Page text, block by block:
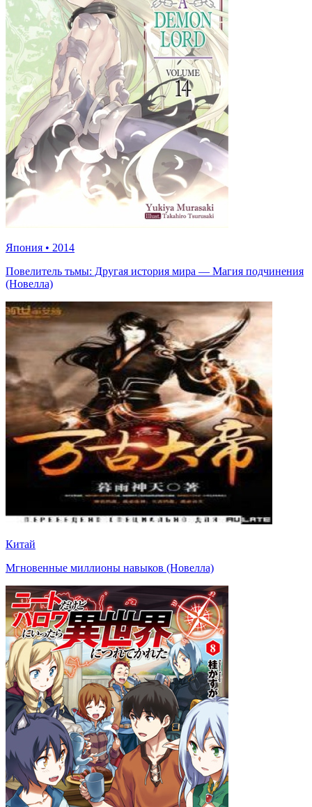
Япония • 2014
Повелитель тьмы: Другая история мира — Магия подчинения
(Новелла)
Китай
Мгновенные миллионы навыков (Новелла)